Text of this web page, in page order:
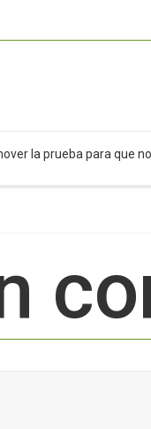
la prueba para que